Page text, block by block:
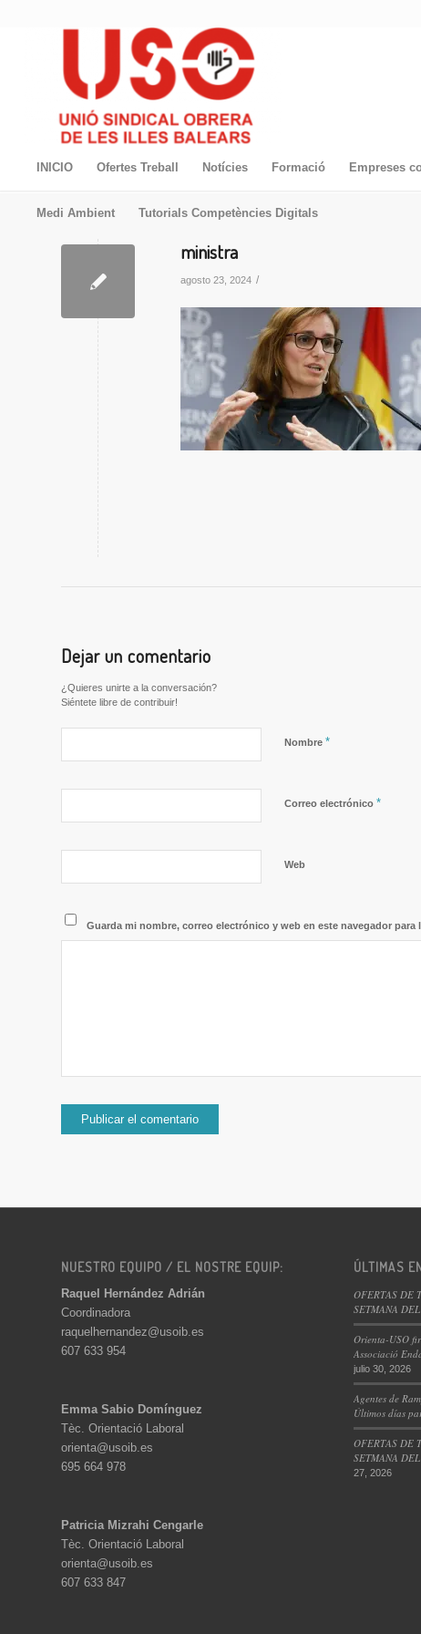
INICIO Ofertes Treball Notícies Formació Empreses
Medi Ambient Tutorials Competències Digitals
ministra
agosto 23, 2024 /
Dejar un comentario
¿Quieres unirte a la conversación?
Siéntete libre de contribuir!
Nombre *
Correo electrónico *
Web
Guarda mi nombre, correo electrónico y web en este navegador para
NUESTRO EQUIPO / EL NOSTRE EQUIP:
Raquel Hernández Adrián
Coordinadora
raquelhernandez@usoib.es
607 633 954
Emma Sabio Domínguez
Tèc. Orientació Laboral
orienta@usoib.es
695 664 978
Patricia Mizrahi Cengarle
Tèc. Orientació Laboral
orienta@usoib.es
607 633 847
ÚLTIMAS
OFERTAS DE
SETMANA
Orienta-USO
Associació
julio 30, 2026
Agentes de
Últimos días
OFERTAS DE
SETMANA
27, 2026